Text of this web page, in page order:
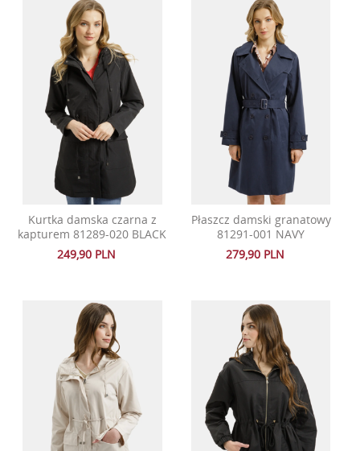
Kurtka damska czarna z
kapturem 81289-020 BLACK
249,90 PLN
Płaszcz damski granatowy
81291-001 NAVY
279,90 PLN